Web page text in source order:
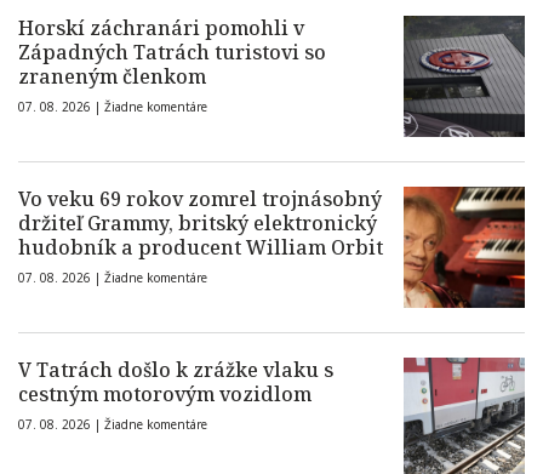
Horskí záchranári pomohli v
Západných Tatrách turistovi so
zraneným členkom
07. 08. 2026 | Žiadne komentáre
Vo veku 69 rokov zomrel trojnásobný
držiteľ Grammy, britský elektronický
hudobník a producent William Orbit
07. 08. 2026 | Žiadne komentáre
V Tatrách došlo k zrážke vlaku s
cestným motorovým vozidlom
07. 08. 2026 | Žiadne komentáre